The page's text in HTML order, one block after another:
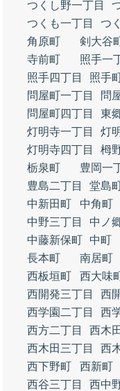
つくし野一丁目
つくも一丁目
つ
角原町
剣大谷
寺前町
照手一
照手四丁目
照手
問屋町一丁目
問
問屋町四丁目
東
灯明寺一丁目
灯
灯明寺四丁目
栂
栃泉町
豊岡一
豊島二丁目
堂島
中新田町
中角町
中野三丁目
中ノ
中藤新保町
中町
長本町
南居町
西板垣町
西大味
西開発三丁目
西
西学園二丁目
西
西方二丁目
西木
西木田三丁目
西
西下野町
西新町
西谷三丁目
西中